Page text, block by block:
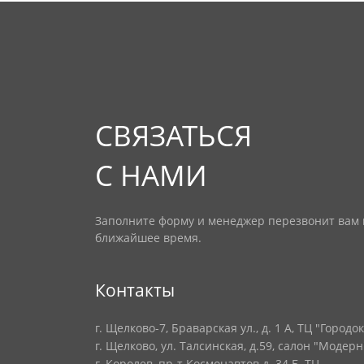
СВЯЗАТЬСЯ
С НАМИ
Заполните форму и менеджер перезвонит вам
ближайшее время.
Контакты
г. Щелково-7, Браварская ул., д. 1 А, ТЦ
г. Щелково, ул. Талсинская, д.59, салон